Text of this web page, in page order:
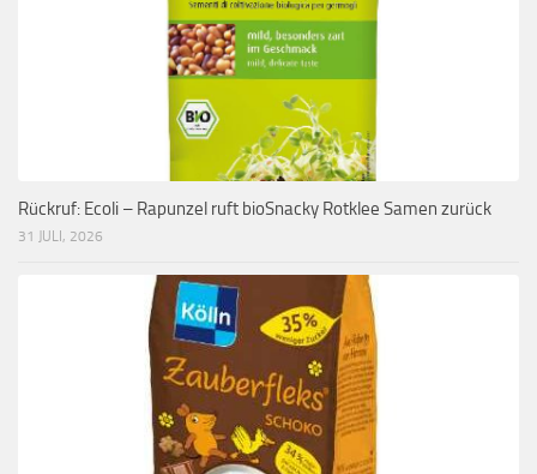
Rückruf: Ecoli – Rapunzel ruft bioSnacky Rotklee Samen zurück
31 JULI, 2026